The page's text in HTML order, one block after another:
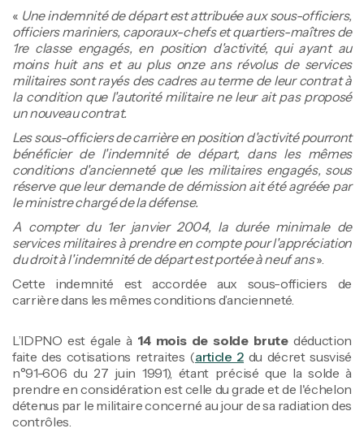
« Une indemnité de départ est attribuée aux sous-officiers,
officiers mariniers, caporaux-chefs et quartiers-maîtres de
1re classe engagés, en position d'activité, qui ayant au
moins huit ans et au plus onze ans révolus de services
militaires sont rayés des cadres au terme de leur contrat à
la condition que l'autorité militaire ne leur ait pas proposé
un nouveau contrat.
Les sous-officiers de carrière en position d'activité pourront
bénéficier de l'indemnité de départ, dans les mêmes
conditions d'ancienneté que les militaires engagés, sous
réserve que leur demande de démission ait été agréée par
le ministre chargé de la défense.
A compter du 1er janvier 2004, la durée minimale de
services militaires à prendre en compte pour l'appréciation
du droit à l'indemnité de départ est portée à neuf ans».
Cette indemnité est accordée aux sous-officiers de
carrière dans les mêmes conditions d’ancienneté.
L’IDPNO est égale à 14 mois de solde brutedéduction
faite des cotisations retraites (article 2 du décret susvisé
n°91-606 du 27 juin 1991), étant précisé que la solde à
prendre en considération est celle du grade et de l'échelon
détenus par le militaire concerné au jour de sa radiation des
contrôles.